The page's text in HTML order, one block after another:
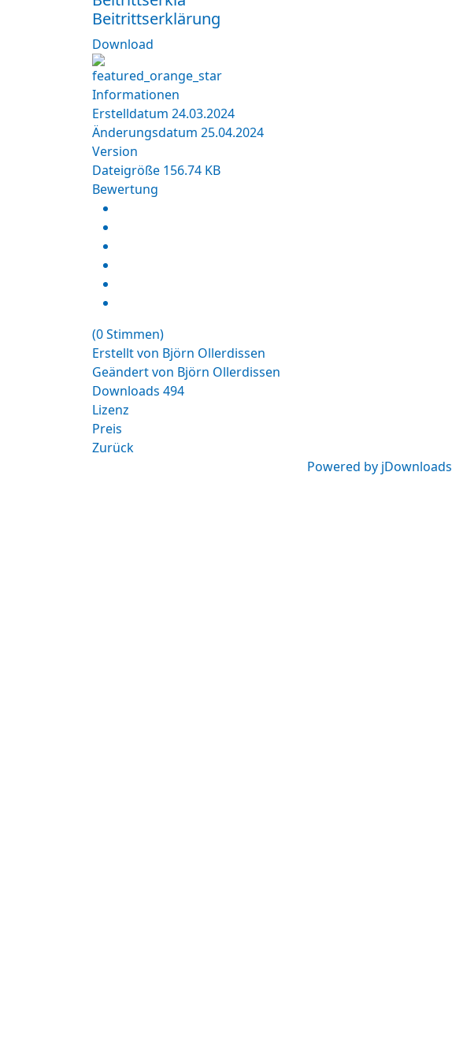
Beitrittserklärung
Download
Informationen
Erstelldatum 24.03.2024
Änderungsdatum 25.04.2024
Version
Dateigröße 156.74 KB
Bewertung
(0 Stimmen)
Erstellt von Björn Ollerdissen
Geändert von Björn Ollerdissen
Downloads 494
Lizenz
Preis
Zurück
Powered by jDownloads